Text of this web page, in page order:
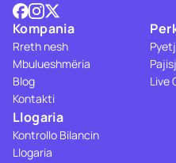
Kompania
Rreth nesh
Mbulueshmëria
Blog
Kontakti
Live
Llogaria
Kontrollo Bilancin
Llogaria